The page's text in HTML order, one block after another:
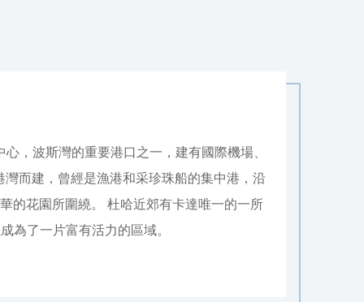
，波斯灣的重要港口之一，建有國際機場、
而建，曾經是漁港和采珍珠船的集中港，沿
的花園所圍繞。 杜哈近郊有卡達唯一的一所
為了一片富有活力的區域。